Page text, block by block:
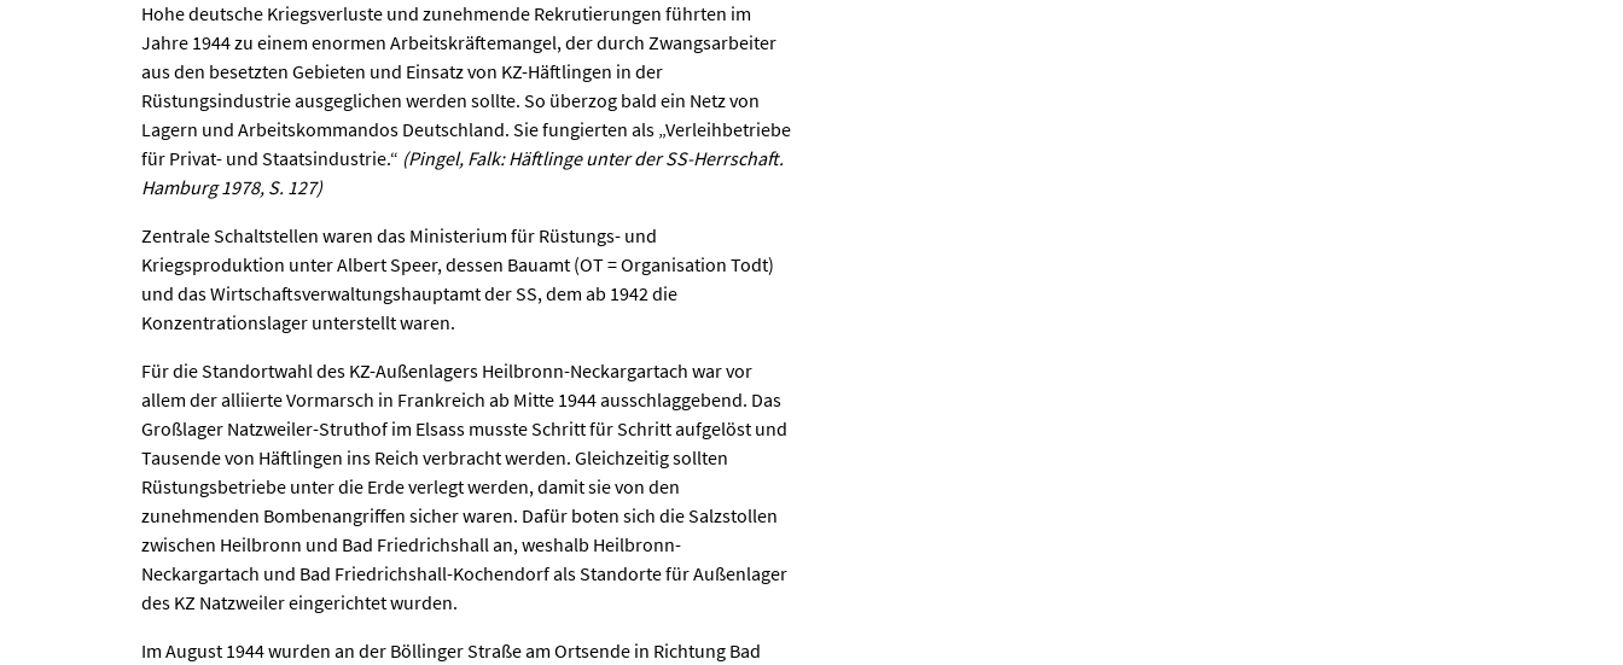
Hohe deutsche Kriegsverluste und zunehmende Rekrutierungen führten im
Jahre 1944 zu einem enormen Arbeitskräftemangel, der durch Zwangsarbeiter
aus den besetzten Gebieten und Einsatz von KZ-Häftlingen in der
Rüstungsindustrie ausgeglichen werden sollte. So überzog bald ein Netz von
Lagern und Arbeitskommandos Deutschland. Sie fungierten als „Verleihbetriebe
für Privat- und Staatsindustrie.“ (Pingel, Falk: Häftlinge unter der SS-Herrschaft.
Hamburg 1978, S. 127)
Zentrale Schaltstellen waren das Ministerium für Rüstungs- und
Kriegsproduktion unter Albert Speer, dessen Bauamt (OT = Organisation Todt)
und das Wirtschaftsverwaltungshauptamt der SS, dem ab 1942 die
Konzentrationslager unterstellt waren.
Für die Standortwahl des KZ-Außenlagers Heilbronn-Neckargartach war vor
allem der alliierte Vormarsch in Frankreich ab Mitte 1944 ausschlaggebend. Das
Großlager Natzweiler-Struthof im Elsass musste Schritt für Schritt aufgelöst und
Tausende von Häftlingen ins Reich verbracht werden. Gleichzeitig sollten
Rüstungsbetriebe unter die Erde verlegt werden, damit sie von den
zunehmenden Bombenangriffen sicher waren. Dafür boten sich die Salzstollen
zwischen Heilbronn und Bad Friedrichshall an, weshalb Heilbronn-
Neckargartach und Bad Friedrichshall-Kochendorf als Standorte für Außenlager
des KZ Natzweiler eingerichtet wurden.
Im August 1944 wurden an der Böllinger Straße am Ortsende in Richtung Bad